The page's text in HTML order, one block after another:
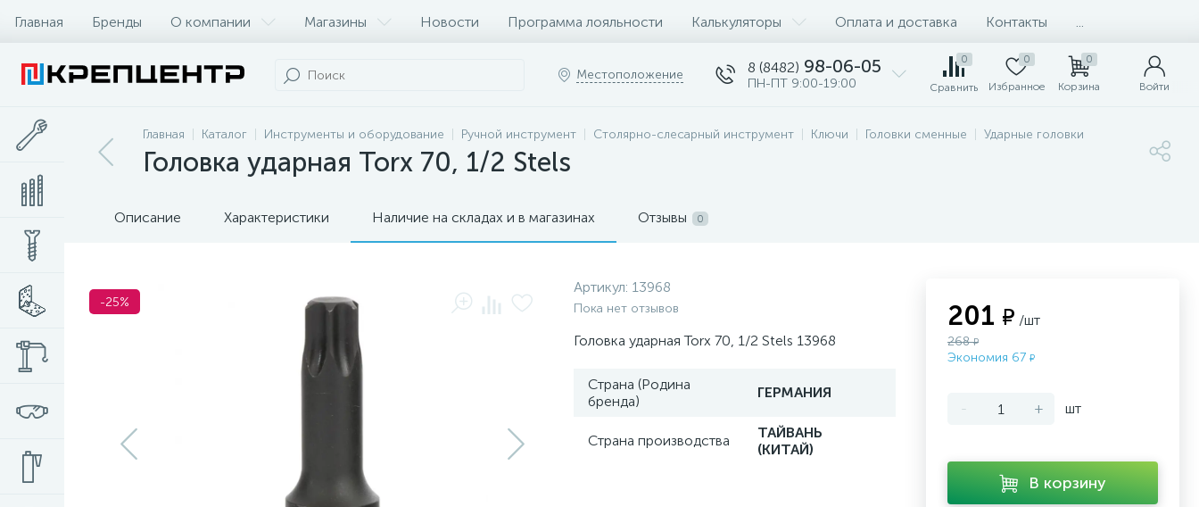
Главная Бренды О компании Магазины Новости Программа лояльности Калькуляторы Оплата и доставка Контакты
Местоположение 8 (8482) 98-06-05
ПН-ПТ 9:00-19:00
0
Сравнить
0
Избранное
0
Корзина Войти
Главная Каталог Инструменты и оборудование Ручной инструмент Столярно-слесарный инструмент Ключи Головки сменные Ударные головки
Головка ударная Torx 70, 1/2 Stels
Описание Характеристики Наличие на складах и в магазинах Отзывы 0
-25%
Артикул: 13968
Пока нет отзывов
Головка ударная Torx 70, 1/2 Stels 13968
Страна (Родина
бренда)
ГЕРМАНИЯ
Страна производства
ТАЙВАНЬ
(КИТАЙ)
201 ₽ /шт
268₽
Экономия 67 ₽
- + шт
В корзину